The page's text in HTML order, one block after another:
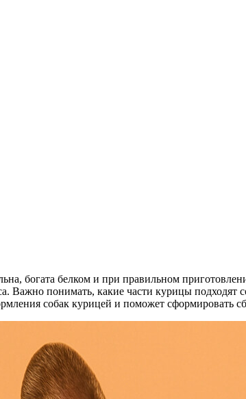
богата белком и при правильном
Важно понимать, какие части курицы подходят
собак курицей и поможет сформировать